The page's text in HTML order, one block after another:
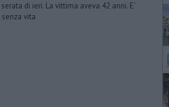
di ieri. La vittima aveva 42 anni. E'
vita